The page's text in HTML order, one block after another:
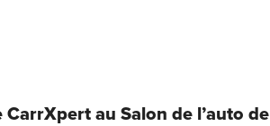
au Salon de l’auto de